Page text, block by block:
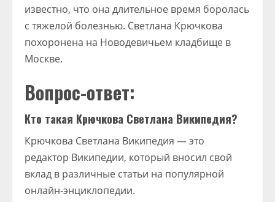
известно, что она длительное время боролась
с тяжелой болезнью. Светлана Крючкова
похоронена на Новодевичьем кладбище в
Москве.
Вопрос-ответ:
Кто такая Крючкова Светлана Википедия?
Крючкова Светлана Википедия — это
редактор Википедии, который вносил свой
вклад в различные статьи на популярной
онлайн-энциклопедии.